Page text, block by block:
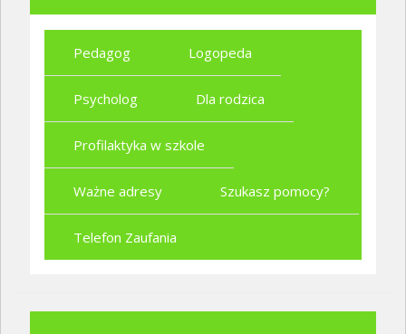
Pedagog Logopeda
Psycholog Dla rodzica
Profilaktyka w szkole
Ważne adresy Szukasz pomocy?
Telefon Zaufania